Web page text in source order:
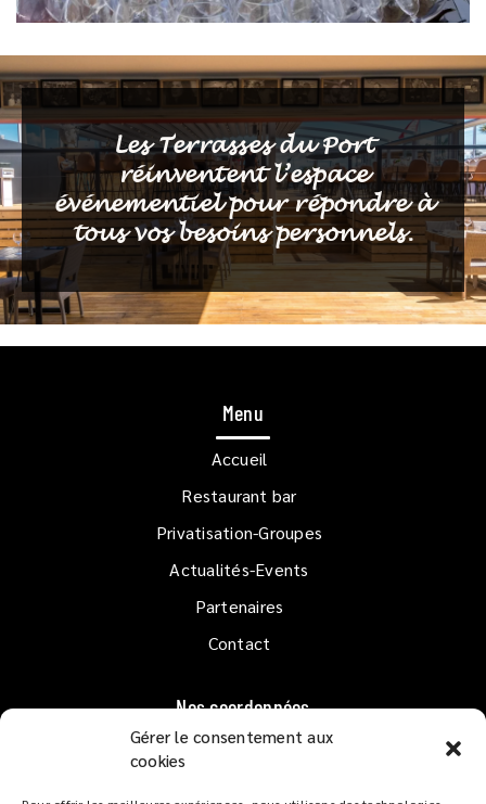
Gérer le consentement aux
cookies
Les Terrasses du Port
réinventent l’espace
événementiel pour répondre à
tous vos besoins personnels.
Menu
Accueil
Restaurant bar
Privatisation-Groupes
Actualités-Events
Partenaires
Contact
Nos coordonnées
1er étage QUAI GOSLAR
33120 ARCACHON